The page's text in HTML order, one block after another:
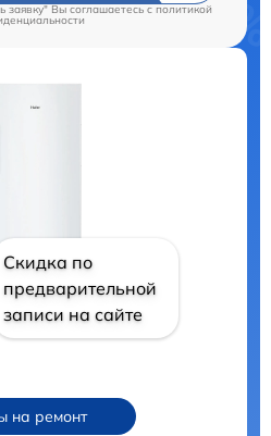
заявку" Вы соглашаетесь cполитикой
Скидка по
предварительной
записи на сайте
на ремонт